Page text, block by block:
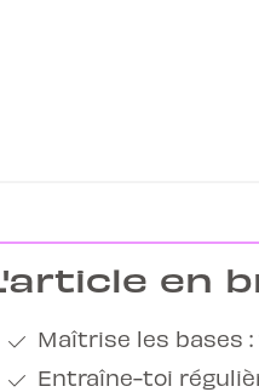
en
Maîtrise les bases
Entraîne-toi